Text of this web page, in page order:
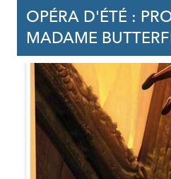
OPÉRA D'ÉTÉ :
MADAME